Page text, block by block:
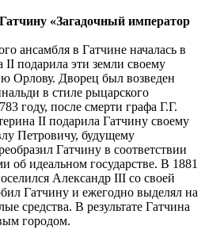
«Загадочный император
ансамбля в Гатчине началась в
II подарила эти земли своему
Орлову. Дворец был возведен
в стиле рыцарского
году, после смерти графа Г.Г.
II подарила Гатчину своему
Петровичу, будущему
Гатчину в соответствии
об идеальном государстве. В 1881
Александр III со своей
Гатчину и ежегодно выделял на
средства. В результате Гатчина
городом.